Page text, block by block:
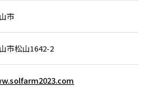
HOME
ンセプト
市
市松山1642-2